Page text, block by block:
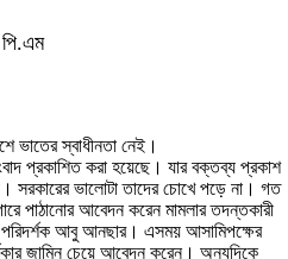
ভাতের স্বাধীনতা নেই।